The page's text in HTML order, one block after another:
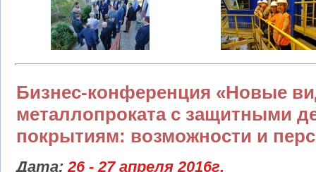
Бизнес-конференция «Новые
металлопроката с защитными
покрытиям: возможности и
Дата: 26 - 27 апреля 2016г.